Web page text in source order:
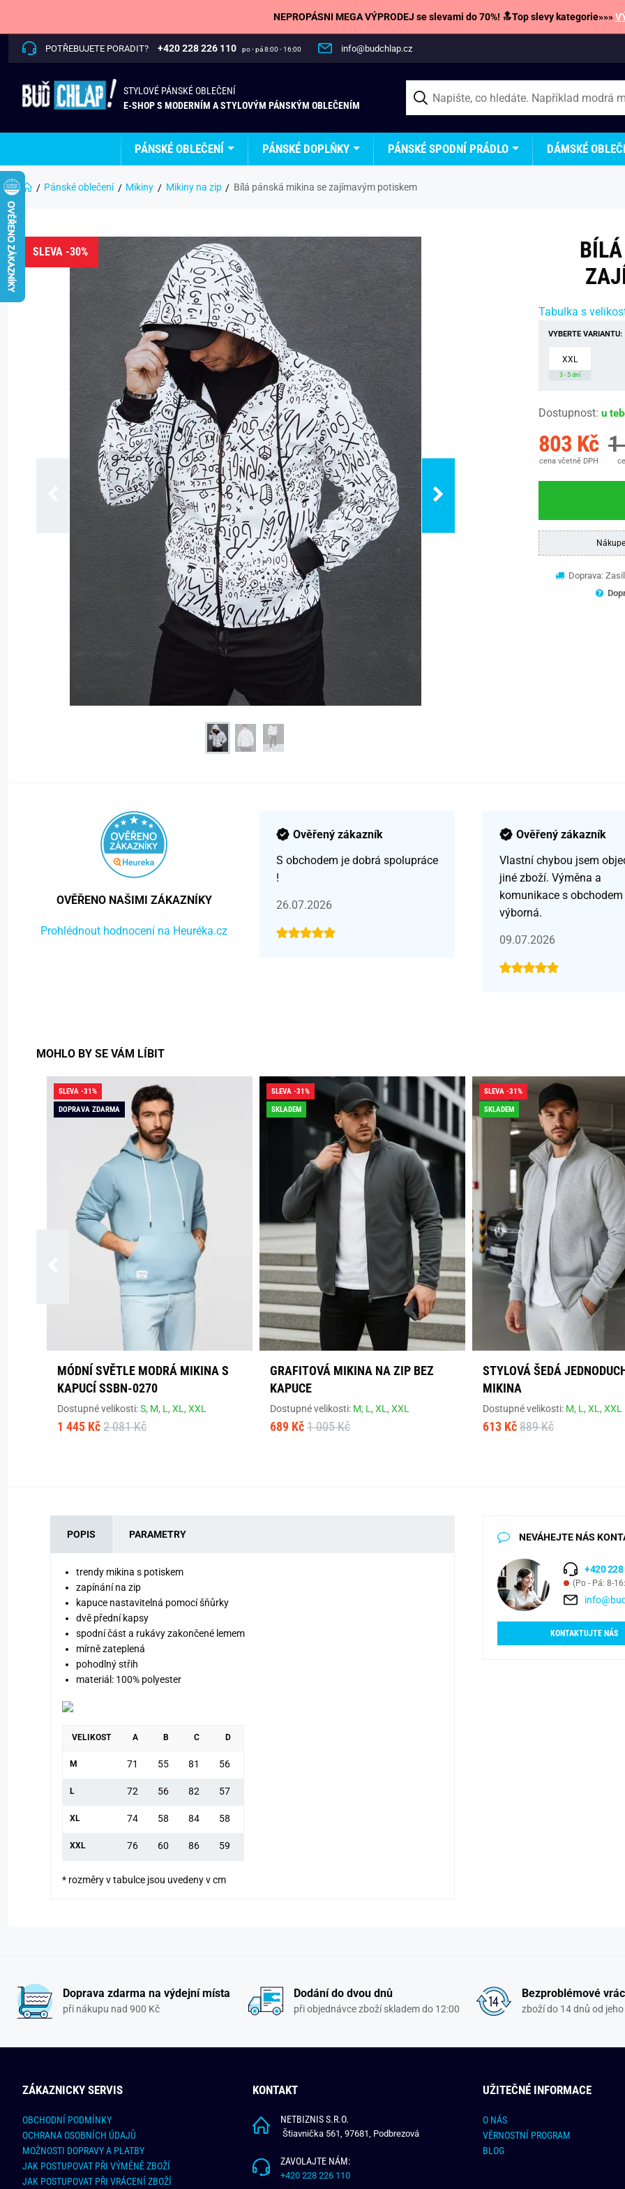
NEPROPÁSNI MEGA VÝPRODEJ se slevami do 70%! 🔝Top slevy kategorie»»»
POTŘEBUJETE PORADIT? +420 228 226 110 po - pá 8:00 - 16:00 info@budchlap.cz
STYLOVÉ PÁNSKÉ OBLEČENÍ
E-SHOP S MODERNÍM A STYLOVÝM PÁNSKÝM OBLEČENÍM
PÁNSKÉ OBLEČENÍ PÁNSKÉ DOPLŇKY PÁNSKÉ SPODNÍ PRÁDLO DÁMSKÉ
Pánské oblečení Mikiny Mikiny na zip Bílá pánská mikina se zajímavým potiskem
SLEVA -30%
Tabulka s
VYBERTE VARIANTU:
XXL
3 - 5 dní
Dostupnost: u
803 Kč
cena včetně DPH
1
Doprava:
OVĚŘENO NAŠIMI ZÁKAZNÍKY
Prohlédnout hodnocení na Heuréka.cz
Ověřený zákazník
S obchodem je dobrá spolupráce
!
26.07.2026
Ověřený zákazník
Vlastní chybou jsem
jiné zboží. Výměna a
komunikace s obchodem
výborná.
09.07.2026
MOHLO BY SE VÁM LÍBIT
SLEVA -31%
DOPRAVA ZDARMA
MÓDNÍ SVĚTLE MODRÁ MIKINA S
KAPUCÍ SSBN-0270
Dostupné velikosti:S, M, L,XL,XXL
1 445 Kč 2 081 Kč
SLEVA -31%
SKLADEM
GRAFITOVÁ MIKINA NA ZIP BEZ
KAPUCE
Dostupné velikosti: M, L,XL,XXL
689 Kč 1 005 Kč
SLEVA -31%
SKLADEM
STYLOVÁ ŠEDÁ
MIKINA
Dostupné velikosti: M, L,XL,XXL
613 Kč 889 Kč
POPIS PARAMETRY
trendy mikina s potiskem
zapínání na zip
kapuce nastavitelná pomocí šňůrky
dvě přední kapsy
spodní část a rukávy zakončené lemem
mírně zateplená
pohodlný střih
materiál: 100% polyester
VELIKOST A B C D
M 71 55 81 56
L 72 56 82 57
XL 74 58 84 58
XXL 76 60 86 59
* rozměry v tabulce jsou uvedeny v cm
NEVÁHEJTE NÁS
+420 228
(Po - Pá: 8-
KONTAKTUJTE NÁS
Doprava zdarma na výdejní místa
při nákupu nad 900 Kč
Dodání do dvou dnů
při objednávce zboží skladem do 12:00
Bezproblémové
zboží do 14 dnů od
ZÁKAZNICKY SERVIS
OBCHODNÍ PODMÍNKY
OCHRANA OSOBNÍCH ÚDAJŮ
MOŽNOSTI DOPRAVY A PLATBY
JAK POSTUPOVAT PŘI VÝMĚNĚ ZBOŽÍ
JAK POSTUPOVAT PŘI VRÁCENÍ ZBOŽÍ
KONTAKT
NETBIZNIS S.R.O.
Štiavnička 561, 97681, Podbrezová
ZAVOLAJTE NÁM:
+420 228 226 110
UŽITEČNÉ INFORMACE
O NÁS
VĚRNOSTNÍ PROGRAM
BLOG